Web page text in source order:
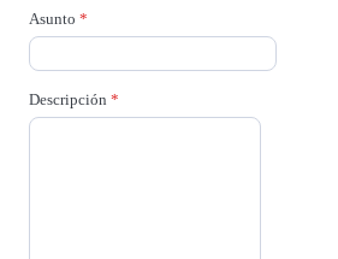
Asunto *
Descripción *